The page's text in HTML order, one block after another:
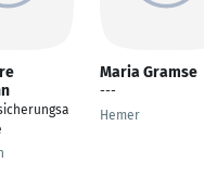
Maria Gramse
---
Hemer